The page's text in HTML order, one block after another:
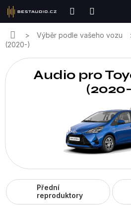
Přejít
obsah
DomůVýběr podle vašeho vozu
(2020-)
Audio pro
Přední
reproduktory